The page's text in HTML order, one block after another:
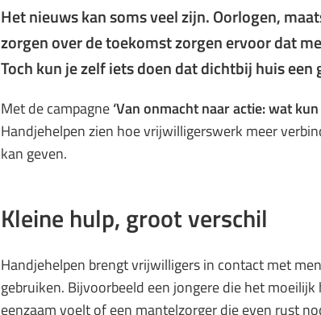
Het nieuws kan soms veel zijn. Oorlogen,
zorgen over de toekomst zorgen ervoor dat
Toch kun je zelf iets doen dat dichtbij huis
Met de campagne‘Van onmacht naar actie: wat kun
Handjehelpen zien hoe vrijwilligerswerk meer
kan geven.
Kleine hulp, groot verschil
Handjehelpen brengt vrijwilligers in contact met
gebruiken. Bijvoorbeeld een jongere die het
eenzaam voelt of een mantelzorger die even rust